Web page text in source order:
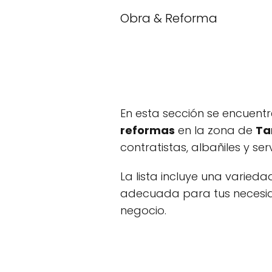
Obra & Reforma
En esta sección se
reformas en la zona de
contratistas, albañiles y
La lista incluye una
adecuada para tus
negocio.